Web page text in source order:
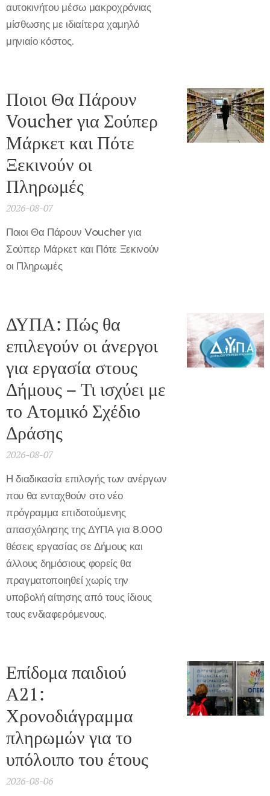
αυτοκινήτου μέσω μακροχρόνιας
μίσθωσης με ιδιαίτερα χαμηλό
μηνιαίο κόστος.
Ποιοι Θα Πάρουν
Voucher για Σούπερ
Μάρκετ και Πότε
Ξεκινούν οι
Πληρωμές
2026-08-07
Ποιοι Θα Πάρουν Voucher για
Σούπερ Μάρκετ και Πότε Ξεκινούν
οι Πληρωμές
ΔΥΠΑ: Πώς θα
επιλεγούν οι άνεργοι
για εργασία στους
Δήμους – Τι ισχύει με
το Ατομικό Σχέδιο
Δράσης
2026-08-07
Η διαδικασία επιλογής των ανέργων
που θα ενταχθούν στο νέο
πρόγραμμα επιδοτούμενης
απασχόλησης της ΔΥΠΑ για 8.000
θέσεις εργασίας σε Δήμους και
άλλους δημόσιους φορείς θα
πραγματοποιηθεί χωρίς την
υποβολή αίτησης από τους ίδιους
τους ενδιαφερόμενους.
Επίδομα παιδιού
Α21:
Χρονοδιάγραμμα
πληρωμών για το
υπόλοιπο του έτους
2026-08-06